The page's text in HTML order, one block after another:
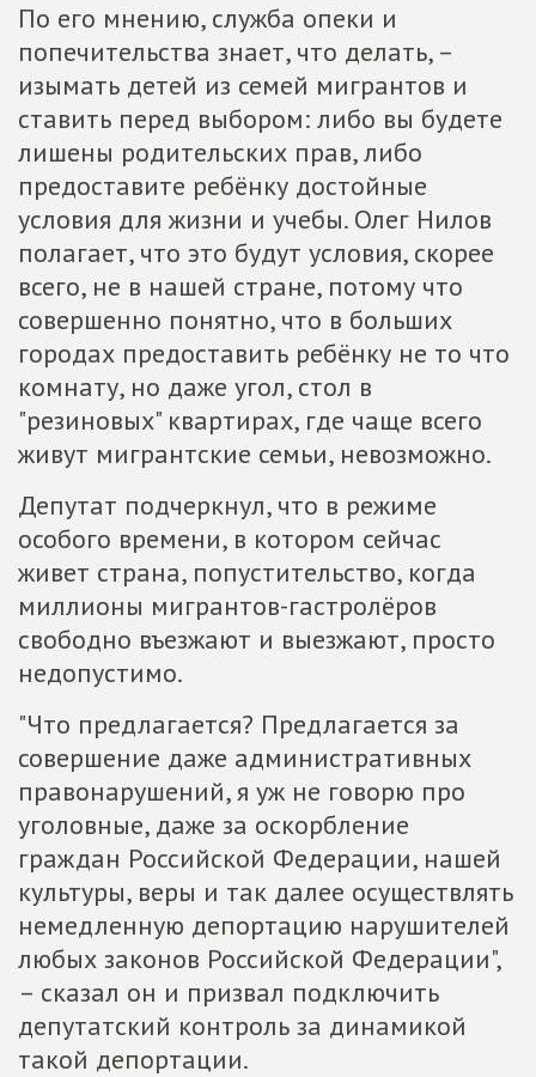
По его мнению, служба опеки и
попечительства знает, что делать, –
изымать детей из семей мигрантов и
ставить перед выбором: либо вы будете
лишены родительских прав, либо
предоставите ребёнку достойные
условия для жизни и учебы. Олег Нилов
полагает, что это будут условия, скорее
всего, не в нашей стране, потому что
совершенно понятно, что в больших
городах предоставить ребёнку не то что
комнату, но даже угол, стол в
"резиновых" квартирах, где чаще всего
живут мигрантские семьи, невозможно.
Депутат подчеркнул, что в режиме
особого времени, в котором сейчас
живет страна, попустительство, когда
миллионы мигрантов-гастролёров
свободно въезжают и выезжают, просто
недопустимо.
"Что предлагается? Предлагается за
совершение даже административных
правонарушений, я уж не говорю про
уголовные, даже за оскорбление
граждан Российской Федерации, нашей
культуры, веры и так далее осуществлять
немедленную депортацию нарушителей
любых законов Российской Федерации",
– сказал он и призвал подключить
депутатский контроль за динамикой
такой депортации.